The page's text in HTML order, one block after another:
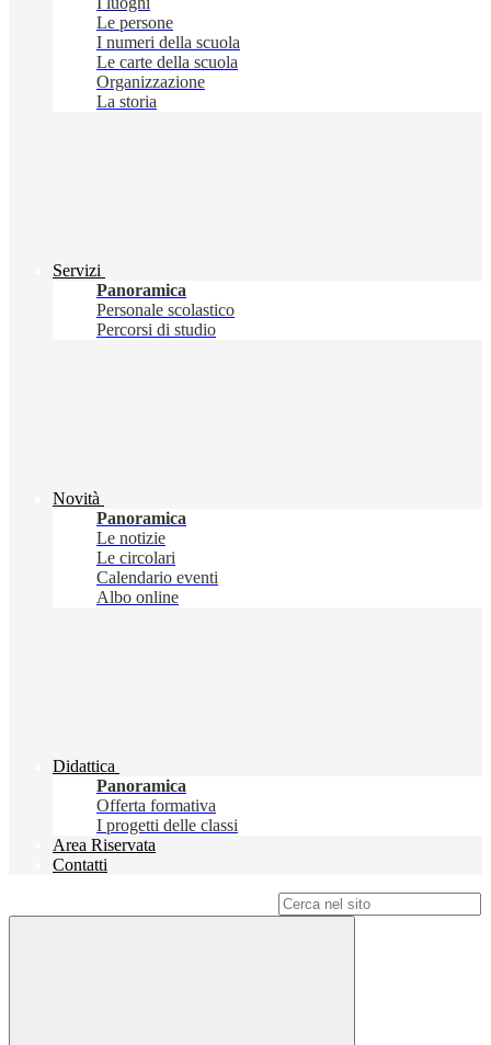
Le persone
I numeri della scuola
Le carte della scuola
Organizzazione
La storia
Servizi
Panoramica
Personale scolastico
Percorsi di studio
Novità
Panoramica
Le notizie
Le circolari
Calendario eventi
Albo online
Didattica
Panoramica
Offerta formativa
I progetti delle classi
Area Riservata
Contatti